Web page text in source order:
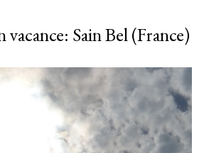
vacance: Sain Bel (France)